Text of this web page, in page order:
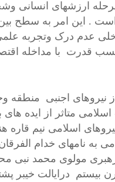
ارزشهای انسانی
. این امر به سطح
عدم درک وتجربه
قدرت با مداخله
نیروهای اجنبی
متاثر از ایده های
اسلامی نیم
به نامهای خدام
مولوی محمد نبی
درایالت خیبر